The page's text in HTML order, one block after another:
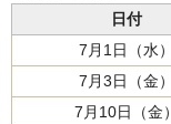
日付
7月1日（水）
7月3日（金）
7月10日（金）